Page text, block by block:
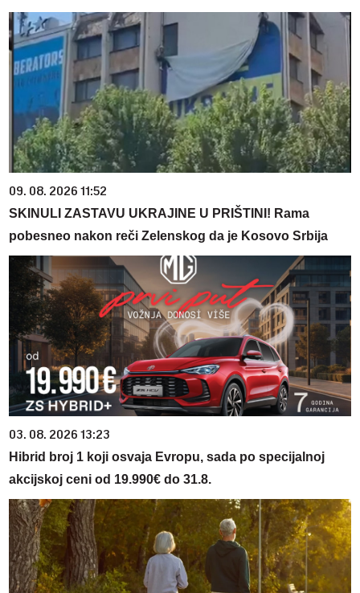
09. 08. 2026 11:52
SKINULI ZASTAVU UKRAJINE U PRIŠTINI! Rama
pobesneo nakon reči Zelenskog da je Kosovo Srbija
03. 08. 2026 13:23
Hibrid broj 1 koji osvaja Evropu, sada po specijalnoj
akcijskoj ceni od 19.990€ do 31.8.